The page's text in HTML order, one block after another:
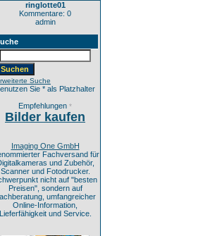
ringlotte01
Kommentare: 0
admin
Suche
Sie * als Platzhalter
Empfehlungen *
Bilder kaufen
Imaging One GmbH
Fachversand für
und Zubehör,
Scanner und Fotodrucker.
nicht auf "besten
Preisen", sondern auf
umfangreicher
Online-Information,
Lieferfähigkeit und Service.